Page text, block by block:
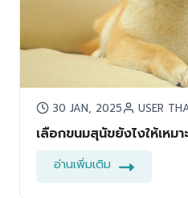
30 JAN, 2025 USER
เลือกขนมสุนัขยังไงให้เห
อ่านเพิ่มเติม